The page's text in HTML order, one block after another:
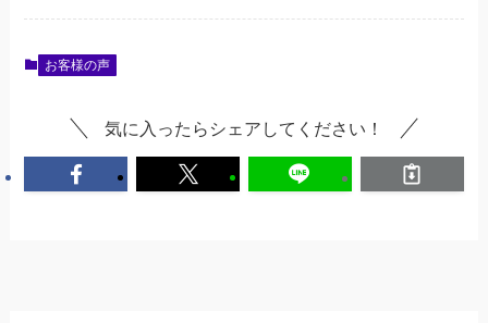
お客様の声
気に入ったらシェアしてください！